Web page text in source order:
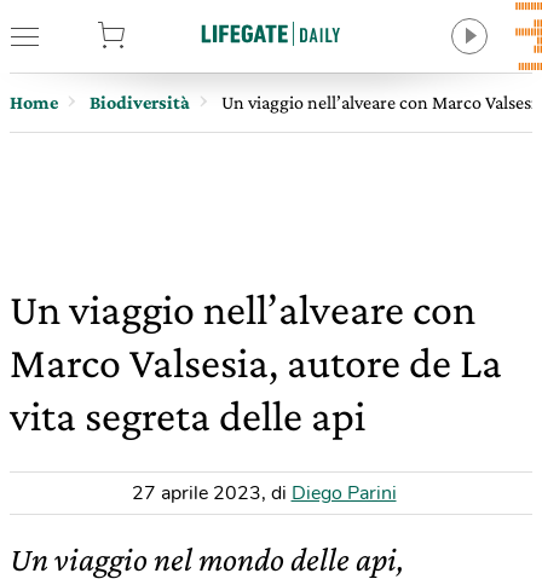
Home Biodiversità Un viaggio nell’alveare con Marco
Un viaggio nell’alveare con
Marco Valsesia, autore de La
vita segreta delle api
27 aprile 2023, di Diego Parini
Un viaggio nel mondo delle api,